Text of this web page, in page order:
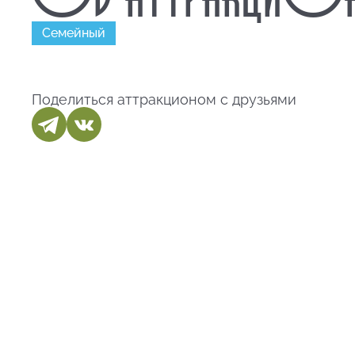
Семейный
Поделиться аттракционом с друзьями